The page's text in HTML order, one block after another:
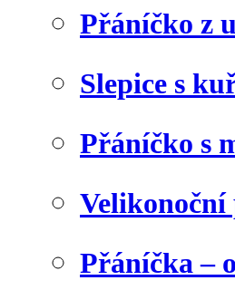
Přáníčko z
Slepice s
Přáníčko s
Přáníčka –